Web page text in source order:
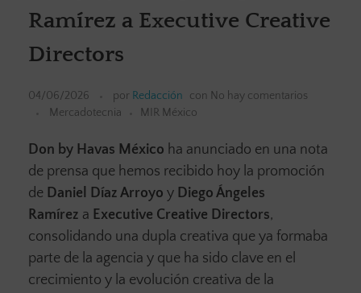
Ramírez a Executive Creative
Directors
04/06/2026 por Redacción con No hay comentarios
Mercadotecnia
MIR México
Don by Havas México ha anunciado en una nota
de prensa que hemos recibido hoy la promoción
de Daniel Díaz Arroyo y Diego Ángeles
Ramírez a Executive Creative Directors,
consolidando una dupla creativa que ya formaba
parte de la agencia y que ha sido clave en el
crecimiento y la evolución creativa de la